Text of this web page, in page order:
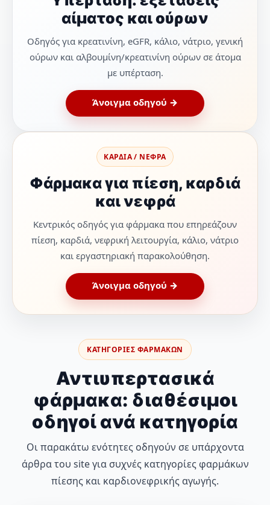
αίματος και ούρων
Οδηγός για κρεατινίνη, eGFR, κάλιο, νάτριο, γενική
ούρων και αλβουμίνη/κρεατινίνη ούρων σε άτομα
με υπέρταση.
Άνοιγμα οδηγού →
ΚΑΡΔΙΑ / ΝΕΦΡΑ
Φάρμακα για πίεση, καρδιά
και νεφρά
Κεντρικός οδηγός για φάρμακα που επηρεάζουν
πίεση, καρδιά, νεφρική λειτουργία, κάλιο, νάτριο
και εργαστηριακή παρακολούθηση.
Άνοιγμα οδηγού →
ΚΑΤΗΓΟΡΙΕΣ ΦΑΡΜΑΚΩΝ
Αντιυπερτασικά
φάρμακα: διαθέσιμοι
οδηγοί ανά κατηγορία
Οι παρακάτω ενότητες οδηγούν σε υπάρχοντα
άρθρα του site για συχνές κατηγορίες φαρμάκων
πίεσης και καρδιονεφρικής αγωγής.